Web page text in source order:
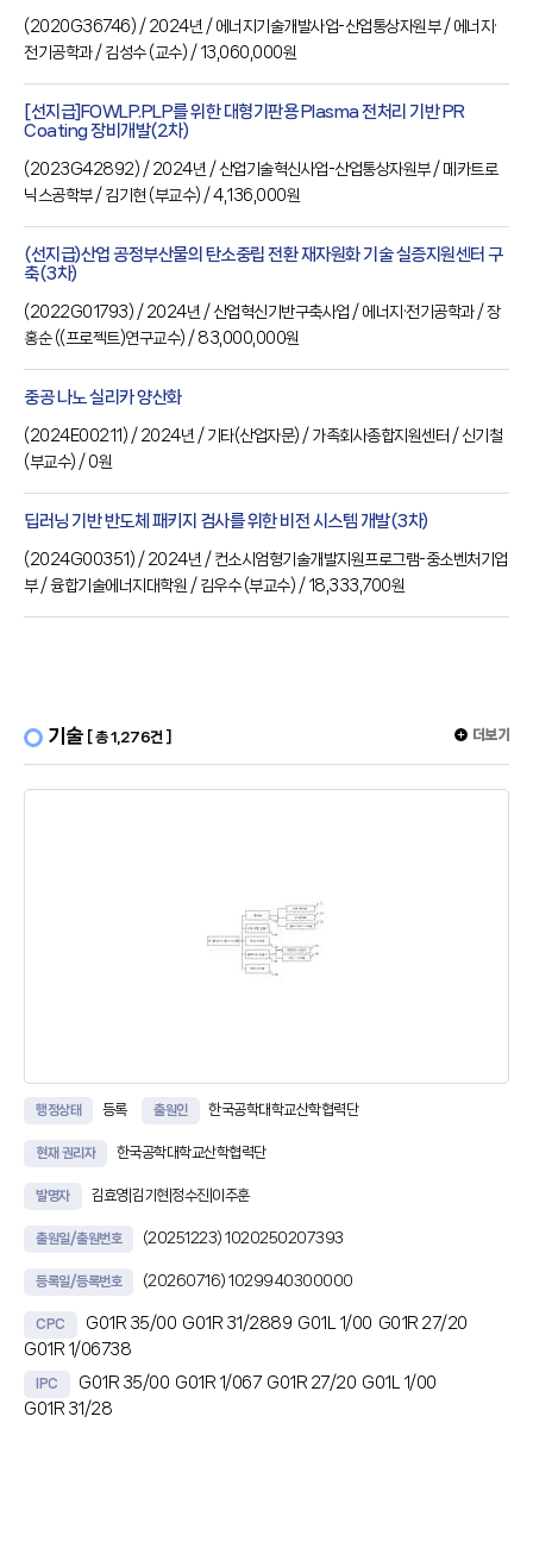
( 2020G36746 ) / 2024년 / 에너지기술개발사업-산업통상자원부 / 에너지·
전기공학과 / 김성수 (교수) / 13,060,000원
[선지급]FOWLP.PLP를 위한 대형기판용 Plasma 전처리 기반 PR
Coating 장비개발(2차)
( 2023G42892 ) / 2024년 / 산업기술혁신사업-산업통상자원부 / 메카트로
닉스공학부 / 김기현 (부교수) / 4,136,000원
(선지급)산업 공정부산물의 탄소중립 전환 재자원화 기술 실증지원센터 구
축(3차)
( 2022G01793 ) / 2024년 / 산업혁신기반구축사업 / 에너지·전기공학과 / 장
홍순 ((프로젝트)연구교수) / 83,000,000원
중공 나노 실리카 양산화
( 2024E00211 ) / 2024년 / 기타(산업자문) / 가족회사종합지원센터 / 신기철
(부교수) / 0원
딥러닝 기반 반도체 패키지 검사를 위한 비전 시스템 개발(3차)
( 2024G00351 ) / 2024년 / 컨소시엄형기술개발지원프로그램-중소벤처기업
부 / 융합기술에너지대학원 / 김우수 (부교수) / 18,333,700원
기술 [ 총 1,276건 ] 더보기
행정상태 등록 출원인 한국공학대학교산학협력단
현재 권리자 한국공학대학교산학협력단
발명자 김효영|김기현|정수진|이주훈
출원일/출원번호 (20251223) 1020250207393
등록일/등록번호 (20260716) 1029940300000
CPC G01R 35/00 G01R 31/2889 G01L 1/00 G01R 27/20
G01R 1/06738
IPC G01R 35/00 G01R 1/067 G01R 27/20 G01L 1/00
G01R 31/28